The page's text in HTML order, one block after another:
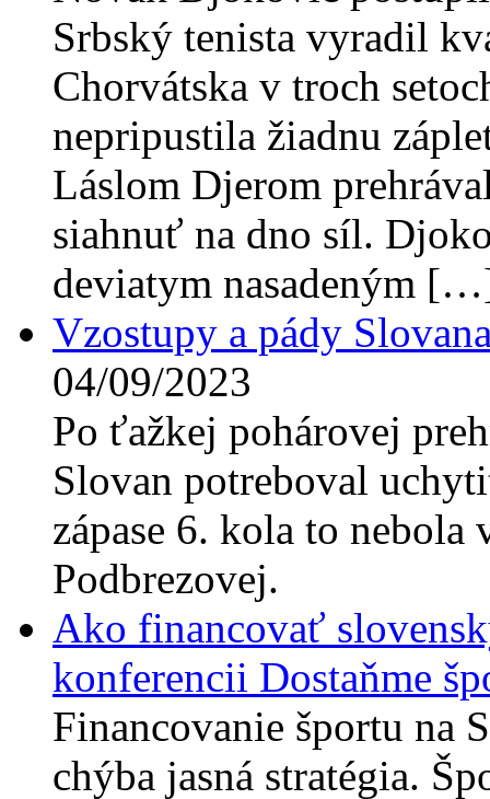
Srbský tenista vyradil
Chorvátska v troch
nepripustila žiadnu
Láslom Djerom
siahnuť na dno síl.
deviatym nasadeným
Vzostupy a pády
04/09/2023
Po ťažkej pohárovej
Slovan potreboval
zápase 6. kola to
Podbrezovej.
Ako financovať
konferencii Dostaňme
Financovanie športu na
chýba jasná stratégia.